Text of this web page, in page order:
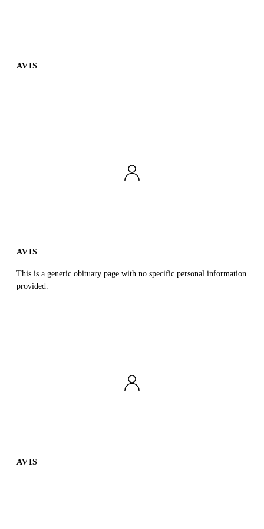
AVIS
AVIS
This is a generic obituary page with no specific personal information
provided.
AVIS